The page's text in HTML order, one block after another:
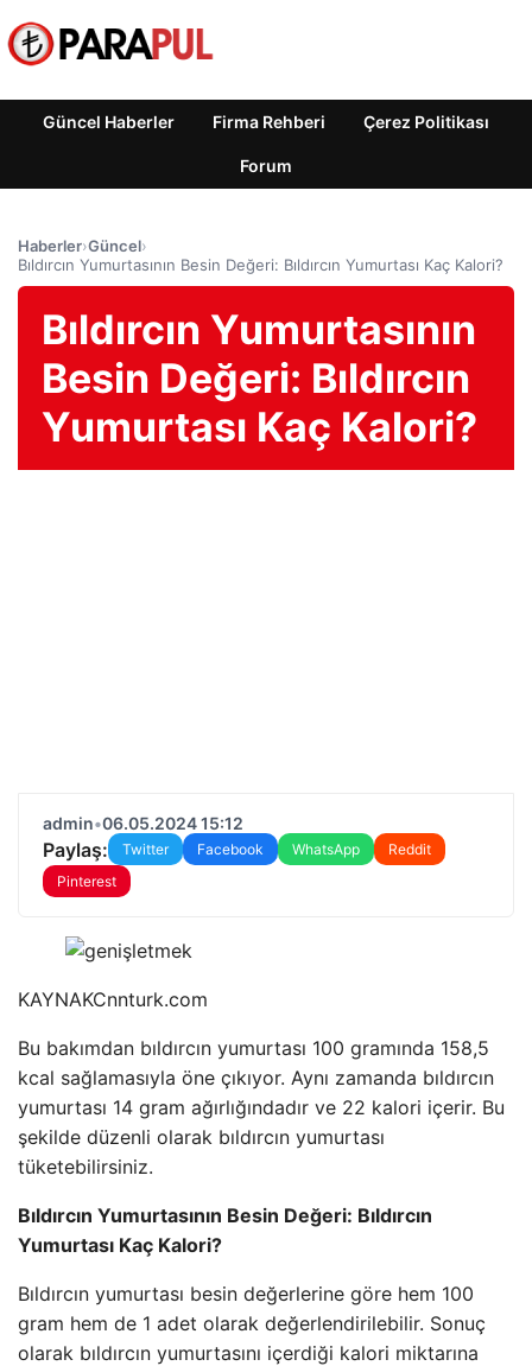
Güncel Haberler Firma Rehberi Çerez Politikası
Forum
Haberler›Güncel›
Bıldırcın Yumurtasının Besin Değeri: Bıldırcın Yumurtası Kaç Kalori?
Bıldırcın Yumurtasının
Besin Değeri: Bıldırcın
Yumurtası Kaç Kalori?
admin•06.05.2024 15:12
Paylaş: Twitter Facebook WhatsApp
Reddit
Pinterest
KAYNAKCnnturk.com
Bu bakımdan bıldırcın yumurtası 100 gramında 158,5
kcal sağlamasıyla öne çıkıyor. Aynı zamanda bıldırcın
yumurtası 14 gram ağırlığındadır ve 22 kalori içerir. Bu
şekilde düzenli olarak bıldırcın yumurtası
tüketebilirsiniz.
Bıldırcın Yumurtasının Besin Değeri: Bıldırcın
Yumurtası Kaç Kalori?
Bıldırcın yumurtası besin değerlerine göre hem 100
gram hem de 1 adet olarak değerlendirilebilir. Sonuç
olarak bıldırcın yumurtasını içerdiği kalori miktarına